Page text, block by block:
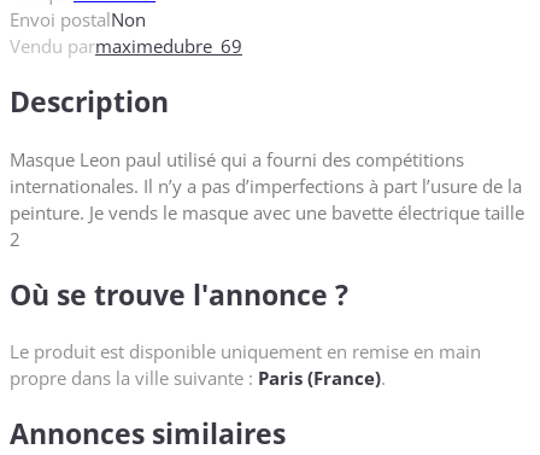
Envoi postalNon
Vendu parmaximedubre_69
Description
Masque Leon paul utilisé qui a fourni des compétitions
internationales. Il n’y a pas d’imperfections à part l’usure de la
peinture. Je vends le masque avec une bavette électrique taille
2
Où se trouve l'annonce ?
Le produit est disponible uniquement en remise en main
propre dans la ville suivante : Paris (France).
Annonces similaires